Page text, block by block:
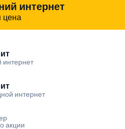
интернет
цена
интернет
интернет
акции